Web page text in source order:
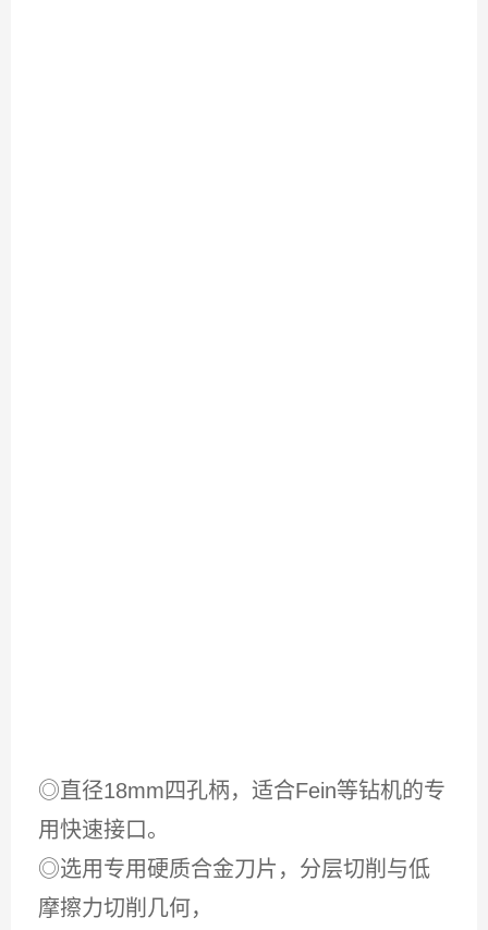
◎直径18mm四孔柄，适合Fein等钻机的专
用快速接口。
◎选用专用硬质合金刀片，分层切削与低
摩擦力切削几何，